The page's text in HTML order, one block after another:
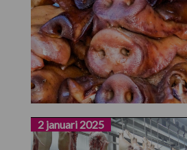
2 januari 2025